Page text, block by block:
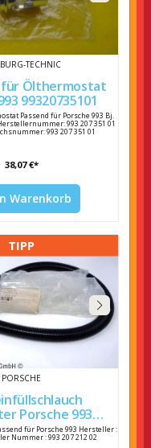
TECHNIC
Porsche 993 99320735101
Passend für Porsche 993 Bj.
993 207 351 01
993 207 351 01
38,07 €*
Warenkorb
TIPP
PORSCHE
993
für Porsche 993 Hersteller :
Nummer : 993 207 212 02